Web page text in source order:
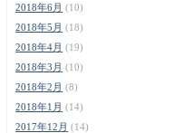
2018年6月 (10)
2018年5月 (18)
2018年4月 (19)
2018年3月 (10)
2018年2月 (8)
2018年1月 (14)
2017年12月 (14)